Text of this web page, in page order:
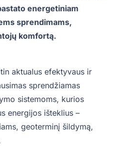
energetiniam
sprendimams,
komfortą.
aktualus efektyvaus ir
sprendžiamas
sistemoms, kurios
energijos išteklius –
geoterminį šildymą,